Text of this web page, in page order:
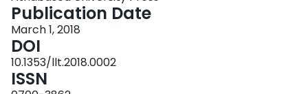
attacks by anti-union employers, union strategy must first be rooted in a
careful study of the employer's structure, strengths and weaknesses, and
industry context. Second, unions must develop capacities to intervene at
scales beyond the local employment relationship and community. Third,
unions must consider more carefully the nature of the various forms of power
they seek to deploy and how these forms of power can amplify each other.
Even the most effective campaigns will fail to muster leverage over an
Publication Date
March 1, 2018
DOI
10.1353/llt.2018.0002
ISSN